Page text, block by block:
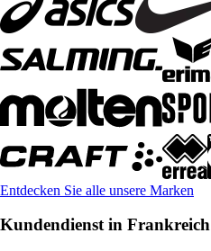
Entdecken Sie alle unsere Marken
Kundendienst in Frankreich